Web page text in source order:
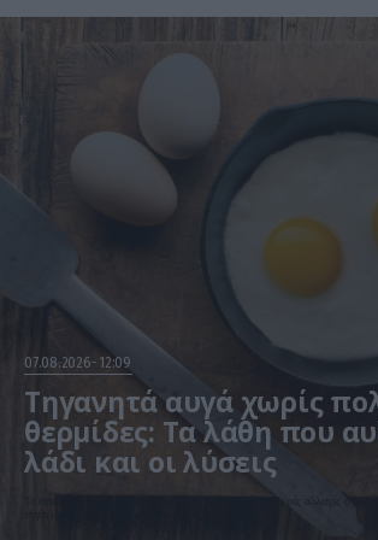
07.08.2026 12:09
Τηγανητά αυγά χωρίς
θερμίδες: Τα λάθη που
λάδι και οι λύσεις